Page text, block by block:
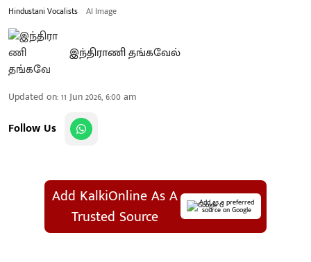
Hindustani Vocalists AI Image
இந்திராணி தங்கவேல்
Updated on:11 Jun 2026, 6:00 am
Follow Us
Add KalkiOnline As A
Trusted Source
Add as a preferred
source on Google